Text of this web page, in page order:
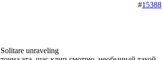
#15388
Solitare unraveling